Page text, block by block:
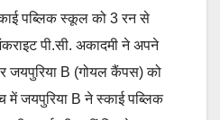
पब्लिक स्कूल को 3 रन से
पी.सी. अकादमी ने अपने
जयपुरिया B (गोयल कैंपस) को
में जयपुरिया B ने स्काई पब्लिक